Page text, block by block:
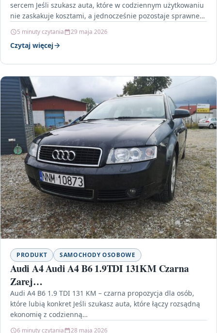
sercem Jeśli szukasz auta, które w codziennym użytkowaniu
nie zaskakuje kosztami, a jednocześnie pozostaje sprawne…
5 minuty czytania 29 maja 2026
Czytaj więcej
PRODUKT SAMOCHODY OSOBOWE
Audi A4 Audi A4 B6 1.9TDI 131KM Czarna
Zarej…
Audi A4 B6 1.9 TDI 131 KM – czarna propozycja dla osób,
które lubią konkret Jeśli szukasz auta, które łączy rozsądną
ekonomię z codzienną…
6 minuty czytania 28 maja 2026